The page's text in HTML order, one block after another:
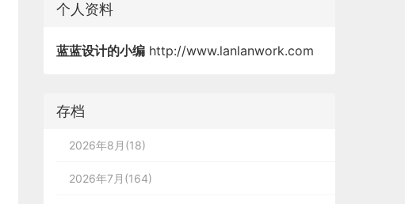
个人资料
蓝蓝设计的小编 http://www.lanlanwork.com
存档
2026年8月(18)
2026年7月(164)